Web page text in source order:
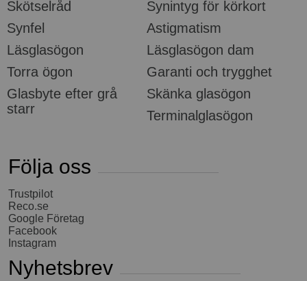
Skötselråd
Synintyg för körkort
Synfel
Astigmatism
Läsglasögon
Läsglasögon dam
Torra ögon
Garanti och trygghet
Glasbyte efter grå
starr
Skänka glasögon
Terminalglasögon
Följa oss
Trustpilot
Reco.se
Google Företag
Facebook
Instagram
Nyhetsbrev